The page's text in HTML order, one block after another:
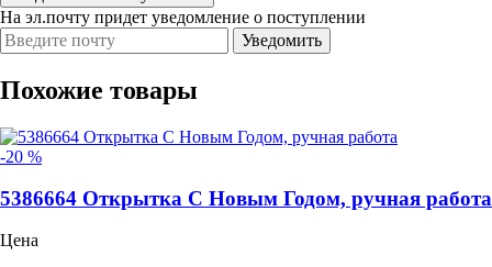
На эл.почту придет уведомление о поступлении
Уведомить
Похожие товары
-20 %
5386664 Открытка С Новым Годом, ручная работа
Цена